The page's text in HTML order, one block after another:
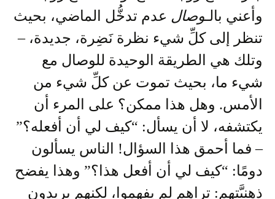
وأعني بالـوصال عدم تدخُّل الماضي، بحيث
تنظر إلى كلِّ شيء نظرة نَضِرة، جديدة، –
وتلك هي الطريقة الوحيدة للوصال مع
شيء ما، بحيث تموت عن كلِّ شيء من
الأمس. وهل هذا ممكن؟ على المرء أن
يكتشفه، لا أن يسأل: “كيف لي أن أفعله؟”
– فما أحمق هذا السؤال! الناس يسألون
دومًا: “كيف لي أن أفعل هذا؟” وهذا يفضح
ذهنيَّتهم: تراهم لم يفهموا، لكنهم يريدون